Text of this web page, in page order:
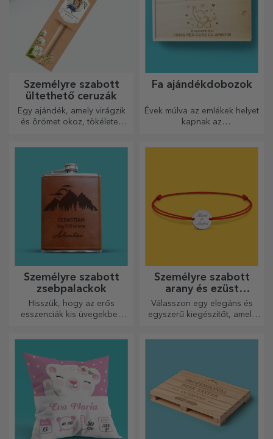
Személyre szabott
ültethető ceruzák
Egy ajándék, amely virágzik
és örömet okoz, tökéletes
Fa ajándékdobozok
Évek múlva az emlékek helyet
kapnak az
Személyre szabott
zsebpalackok
Hisszük, hogy az erős
esszenciák kis üvegekben
Személyre szabott
arany és ezüst
karkötők
Válasszon egy elegáns és
egyszerű kiegészítőt, amely